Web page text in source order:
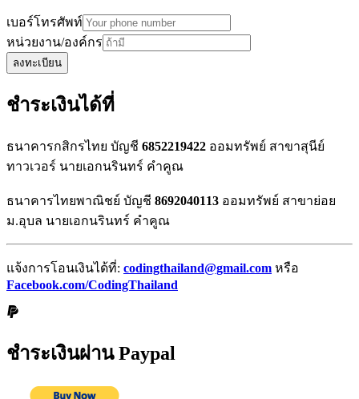
เบอร์โทรศัพท์
หน่วยงาน/องค์กร
ลงทะเบียน
ชำระเงินได้ที่
ธนาคารกสิกรไทย บัญชี 6852219422 ออมทรัพย์ สาขาสุนีย์
ทาวเวอร์ นายเอกนรินทร์ คำคูณ
ธนาคารไทยพาณิชย์ บัญชี 8692040113 ออมทรัพย์ สาขาย่อย
ม.อุบล นายเอกนรินทร์ คำคูณ
แจ้งการโอนเงินได้ที่: codingthailand@gmail.com หรือ
Facebook.com/CodingThailand
ชำระเงินผ่าน Paypal